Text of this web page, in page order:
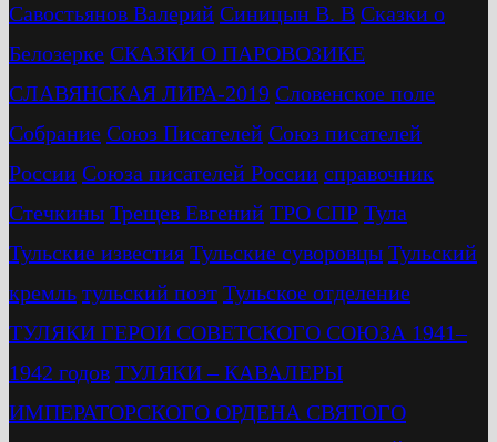
Савостьянов Валерий Синицын В. В Сказки о
Белозерке СКАЗКИ О ПАРОВОЗИКЕ
СЛАВЯНСКАЯ ЛИРА-2019 Словенское поле
Собрание Союз Писателей Союз писателей
России Союза писателей России справочник
Стечкины Трещев Евгений ТРО СПР Тула
Тульские известия Тульские суворовцы Тульский
кремль тульский поэт Тульское отделение
ТУЛЯКИ ГЕРОИ СОВЕТСКОГО СОЮЗА 1941–
1942 годов ТУЛЯКИ – КАВАЛЕРЫ
ИМПЕРАТОРСКОГО ОРДЕНА СВЯТОГО